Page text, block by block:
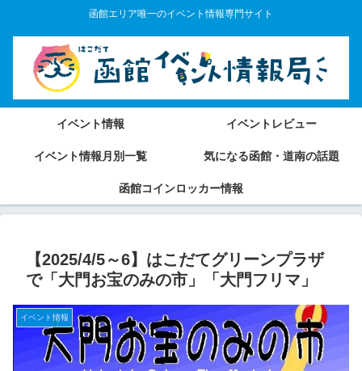
函館エリア唯一のイベント情報専門サイト
イベント情報 イベントレビュー
イベント情報月別一覧 気になる函館・道南の話題
函館コインロッカー情報
【2025/4/5～6】はこだてグリーンプラザ
で「大門お宝のみの市」「大門フリマ」
イベント情報